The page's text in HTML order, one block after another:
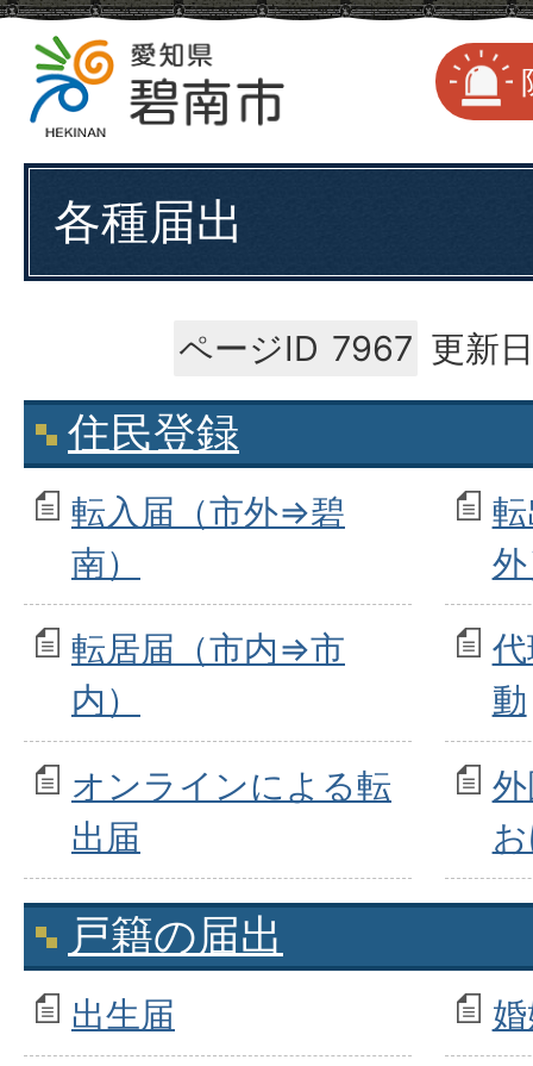
各種届出
ページID 7967 更新
住民登録
転入届（市外⇒碧
南）
転居届（市内⇒市
内）
動
オンラインによる転
出届
戸籍の届出
出生届